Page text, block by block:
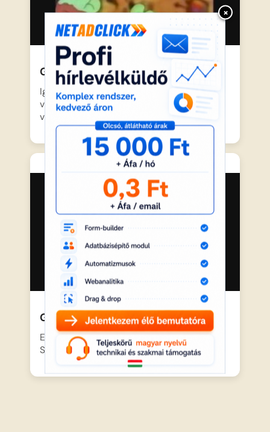
×
Gumimacik-bűvös duda
Igthorn herceg egy ravasz
vándorkereskedőtől szert tesz egy
varázslatos dudára,…
Gumimacik 06 – Az álomkobold..
Egy rég elfeledett, gonosz boszorkány,
Somnambula bukkan fel az erdőben,…